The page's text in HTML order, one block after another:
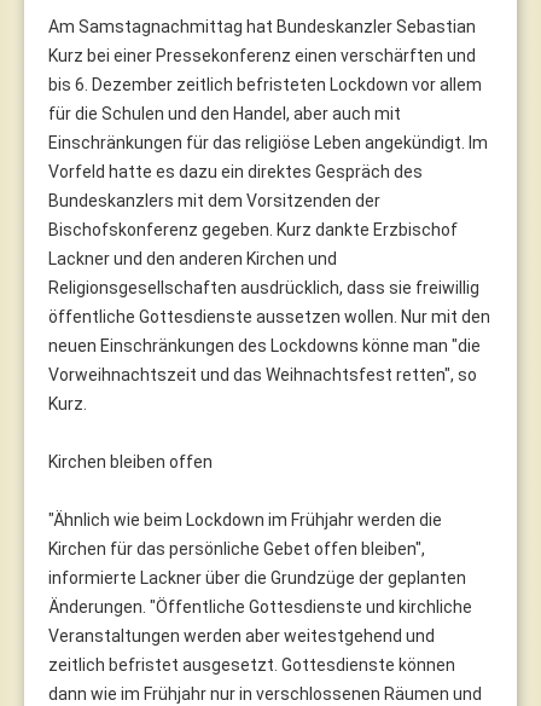
Am Samstagnachmittag hat Bundeskanzler Sebastian
Kurz bei einer Pressekonferenz einen verschärften und
bis 6. Dezember zeitlich befristeten Lockdown vor allem
für die Schulen und den Handel, aber auch mit
Einschränkungen für das religiöse Leben angekündigt. Im
Vorfeld hatte es dazu ein direktes Gespräch des
Bundeskanzlers mit dem Vorsitzenden der
Bischofskonferenz gegeben. Kurz dankte Erzbischof
Lackner und den anderen Kirchen und
Religionsgesellschaften ausdrücklich, dass sie freiwillig
öffentliche Gottesdienste aussetzen wollen. Nur mit den
neuen Einschränkungen des Lockdowns könne man "die
Vorweihnachtszeit und das Weihnachtsfest retten", so
Kurz.
Kirchen bleiben offen
"Ähnlich wie beim Lockdown im Frühjahr werden die
Kirchen für das persönliche Gebet offen bleiben",
informierte Lackner über die Grundzüge der geplanten
Änderungen. "Öffentliche Gottesdienste und kirchliche
Veranstaltungen werden aber weitestgehend und
zeitlich befristet ausgesetzt. Gottesdienste können
dann wie im Frühjahr nur in verschlossenen Räumen und